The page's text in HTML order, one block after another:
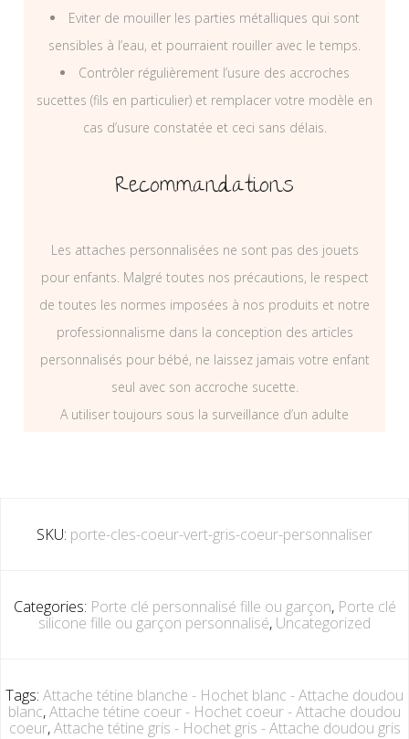
Eviter de mouiller les parties métalliques qui sont
sensibles à l’eau, et pourraient rouiller avec le temps.
Contrôler régulièrement l’usure des accroches
sucettes (fils en particulier) et remplacer votre modèle en
cas d’usure constatée et ceci sans délais.
Recommandations
Les attaches personnalisées ne sont pas des jouets
pour enfants. Malgré toutes nos précautions, le respect
de toutes les normes imposées à nos produits et notre
professionnalisme dans la conception des articles
personnalisés pour bébé, ne laissez jamais votre enfant
seul avec son accroche sucette.
A utiliser toujours sous la surveillance d’un adulte
SKU: porte-cles-coeur-vert-gris-coeur-personnaliser
Categories: Porte clé personnalisé fille ou garçon, Porte clé
silicone fille ou garçon personnalisé, Uncategorized
Tags: Attache tétine blanche - Hochet blanc - Attache doudou
blanc,Attache tétine coeur - Hochet coeur - Attache doudou
coeur,Attache tétine gris - Hochet gris - Attache doudou gris